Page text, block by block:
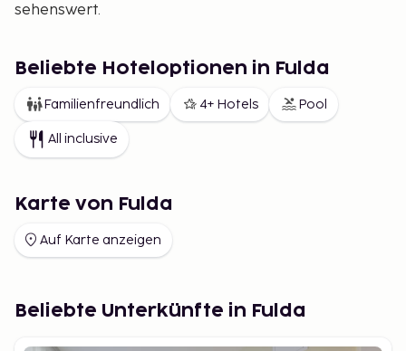
sehenswert.
Beliebte Hoteloptionen in Fulda
Familienfreundlich 4+ Hotels Pool
All inclusive
Karte von Fulda
Auf Karte anzeigen
Beliebte Unterkünfte in Fulda